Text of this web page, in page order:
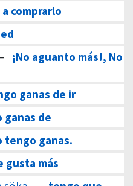
comprarlo
¡No aguanto más!, No
ganas de ir
ganas de
tengo ganas.
gusta más